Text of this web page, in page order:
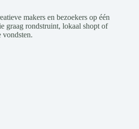
makers en bezoekers op één
graag rondstruint, lokaal shopt of
vondsten.